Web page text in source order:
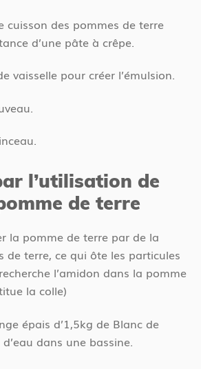
cuisson des pommes de terre
d’une pâte à crêpe.
vaisselle pour créer l’émulsion.
l’utilisation de
de terre
la pomme de terre par de la
de terre, ce qui ôte les particules
l’amidon dans la pomme
la colle)
épais d’1,5kg de Blanc de
dans une bassine.